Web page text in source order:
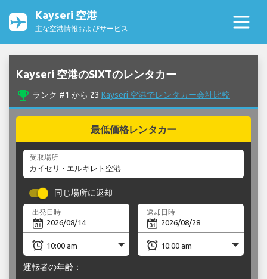
Kayseri 空港
主な空港情報およびサービス
Kayseri 空港のSIXTのレンタカー
emoji_events ランク #1 から 23 Kayseri 空港でレンタカー会社比較
最低価格レンタカー
受取場所
同じ場所に返却
出発日時 返却日時
運転者の年齢：